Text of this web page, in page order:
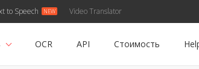
to Speech Video Translator
OCR API Стоимость